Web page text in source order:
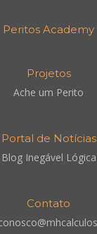
Peritos Academy
Projetos
Ache um Perito
Portal de Notícias
Blog Inegável Lógica
Contato